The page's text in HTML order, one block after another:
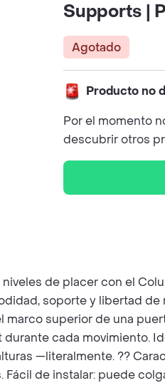
Supports |
Agotado
Producto no
Por el momento
descubrir otros
de placer con el
soporte y libertad
superior de una
cada movimiento.
—literalmente. ??
de instalar: puede